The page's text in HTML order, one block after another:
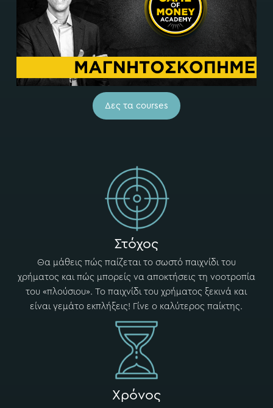
Δες τα courses
Στόχος
Θα μάθεις πώς παίζεται το σωστό παιχνίδι του
χρήματος και πώς μπορείς να αποκτήσεις τη νοοτροπία
του «πλούσιου». Το παιχνίδι του χρήματος ξεκινά και
είναι γεμάτο εκπλήξεις! Γίνε ο καλύτερος παίκτης.
Xρόνος